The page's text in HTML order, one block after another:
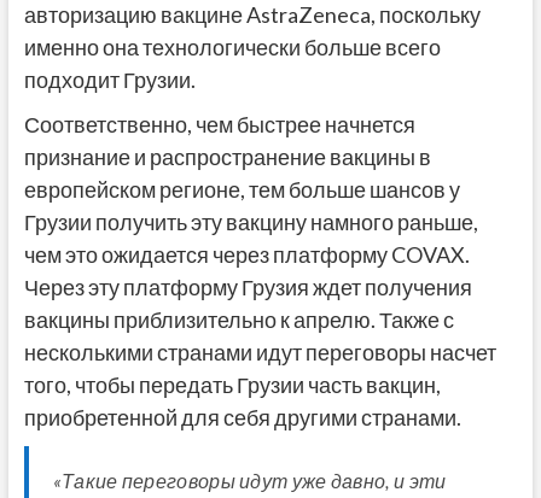
авторизацию вакцине AstraZeneca, поскольку
именно она технологически больше всего
подходит Грузии.
Соответственно, чем быстрее начнется
признание и распространение вакцины в
европейском регионе, тем больше шансов у
Грузии получить эту вакцину намного раньше,
чем это ожидается через платформу COVAX.
Через эту платформу Грузия ждет получения
вакцины приблизительно к апрелю. Также с
несколькими странами идут переговоры насчет
того, чтобы передать Грузии часть вакцин,
приобретенной для себя другими странами.
«Такие переговоры идут уже давно, и эти